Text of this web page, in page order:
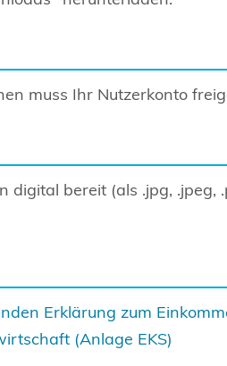
muss Ihr Nutzerkonto
digital bereit (als .jpg, .jpeg,
Erklärung zum
(Anlage EKS)